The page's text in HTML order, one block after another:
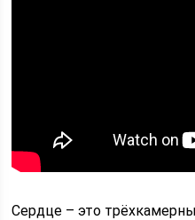
Сердце – это